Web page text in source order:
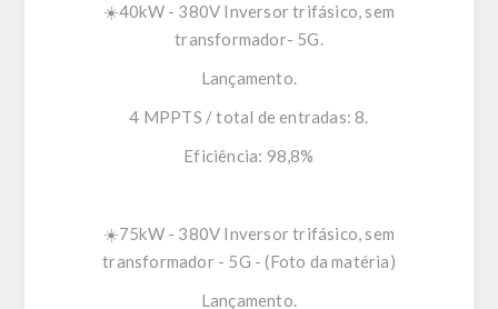
☀️40kW - 380V Inversor trifásico, sem
transformador- 5G.
Lançamento.
4 MPPTS / total de entradas: 8.
Eficiência: 98,8%
☀️75kW - 380V Inversor trifásico, sem
transformador - 5G - (Foto da matéria)
Lançamento.